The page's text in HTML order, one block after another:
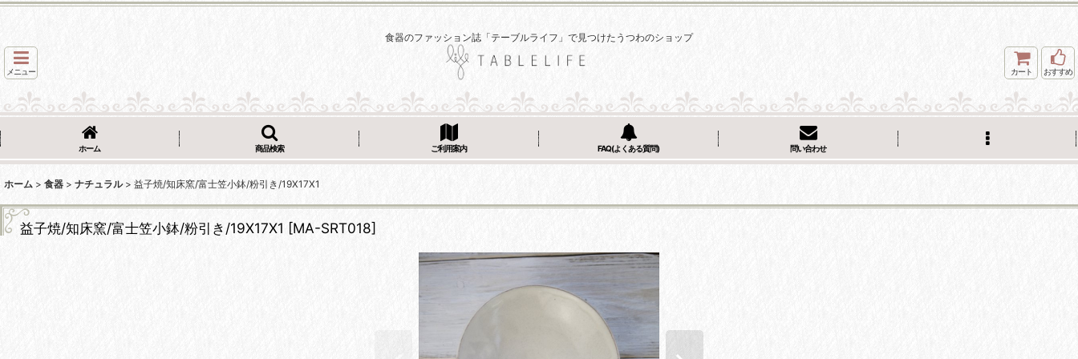
食器のファッション誌「テーブルライフ」で見つけたうつわのショップ
メニュー カート おすすめ
ホーム 商品検索 ご利用案内 FAQ(よくある質問) 問い合わせ
ホーム > 食器 > ナチュラル > 益子焼/知床窯/富士笠小鉢/粉引き/19X17X1
益子焼/知床窯/富士笠小鉢/粉引き/19X17X1 [MA-SRT018]